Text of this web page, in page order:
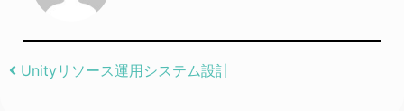
Post navigation
Unityリソース運用システム設計